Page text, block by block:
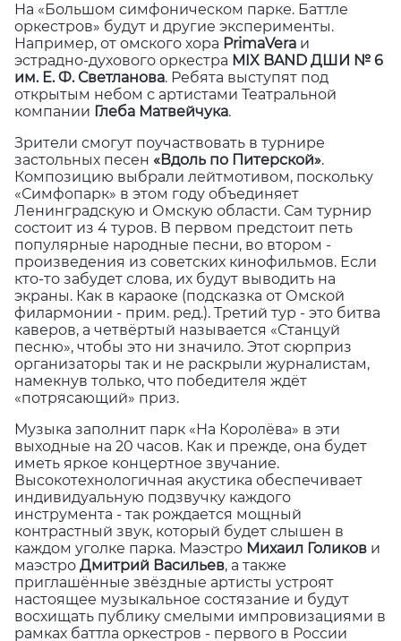
На «Большом симфоническом парке. Баттле
оркестров» будут и другие эксперименты.
Например, от омского хора PrimaVera и
эстрадно-духового оркестра MIX BAND ДШИ № 6
им. Е. Ф. Светланова. Ребята выступят под
открытым небом с артистами Театральной
компании Глеба Матвейчука.
Зрители смогут поучаствовать в турнире
застольных песен «Вдоль по Питерской».
Композицию выбрали лейтмотивом, поскольку
«Симфопарк» в этом году объединяет
Ленинградскую и Омскую области. Сам турнир
состоит из 4 туров. В первом предстоит петь
популярные народные песни, во втором -
произведения из советских кинофильмов. Если
кто-то забудет слова, их будут выводить на
экраны. Как в караоке (подсказка от Омской
филармонии - прим. ред.). Третий тур - это битва
каверов, а четвёртый называется «Станцуй
песню», чтобы это ни значило. Этот сюрприз
организаторы так и не раскрыли журналистам,
намекнув только, что победителя ждёт
«потрясающий» приз.
Музыка заполнит парк «На Королёва» в эти
выходные на 20 часов. Как и прежде, она будет
иметь яркое концертное звучание.
Высокотехнологичная акустика обеспечивает
индивидуальную подзвучку каждого
инструмента - так рождается мощный
контрастный звук, который будет слышен в
каждом уголке парка. Маэстро Михаил Голиков и
маэстро Дмитрий Васильев, а также
приглашённые звёздные артисты устроят
настоящее музыкальное состязание и будут
восхищать публику смелыми импровизациями в
рамках баттла оркестров - первого в России